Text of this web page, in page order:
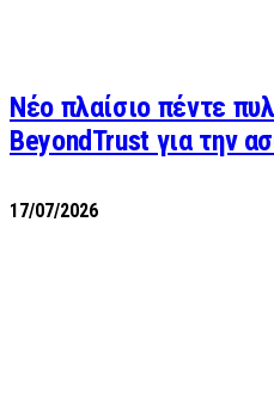
Νέο πλαίσιο πέντε
BeyondTrust για την
17/07/2026